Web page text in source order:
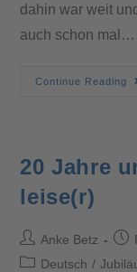
dahin war weit
auch schon mal…
Continue Reading
20 Jahre
leise(r)
Anke Betz
Deutsch /